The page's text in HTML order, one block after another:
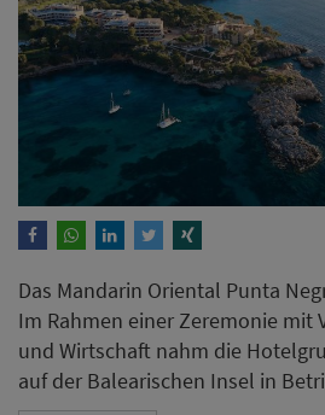
Das Mandarin Oriental Punta
Im Rahmen einer Zeremonie mit
und Wirtschaft nahm die
auf der Balearischen Insel in